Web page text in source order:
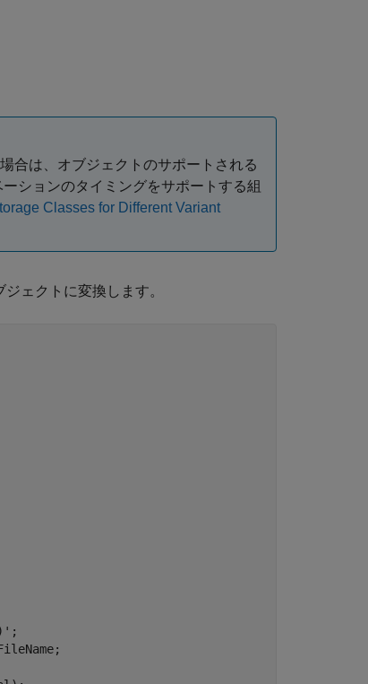
合は、オブジェクトのサポートされる
ションのタイミングをサポートする組
Classes for Different Variant
ジェクトに変換します。
;